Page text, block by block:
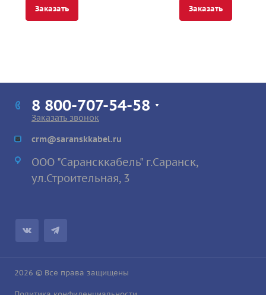
Заказать Заказать
8 800-707-54-58
Заказать звонок
crm@saranskkabel.ru
ООО "Сарансккабель" г.Саранск,
ул.Строительная, 3
2026 © Все права защищены